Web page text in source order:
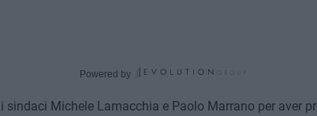
Powered by
sindaci Michele Lamacchia e Paolo Marrano per aver